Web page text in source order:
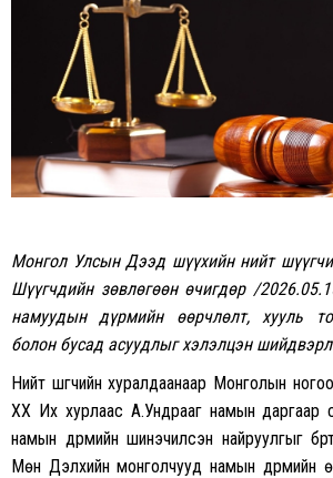
FacebookTwitter
Монгол Улсын Дээд шүүхийн нийт
Шүүгчдийн зөвлөгөөн өчигдөр /
намуудын дүрмийн өөрчлөлт, хууль
болон бусад асуудлыг хэлэлцэн
Нийт шүүгчийн хуралдаанаар Монголын
XX Их хурлаас А.Ундрааг намын даргаар
намын дүрмийн шинэчилсэн найруулгыг
Мөн Дэлхийн монголчууд намын дүрмийн